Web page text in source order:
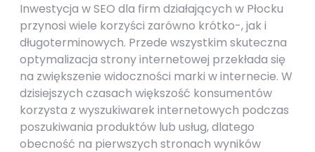
Inwestycja w SEO dla firm działających w Płocku
przynosi wiele korzyści zarówno krótko-, jak i
długoterminowych. Przede wszystkim skuteczna
optymalizacja strony internetowej przekłada się
na zwiększenie widoczności marki w internecie. W
dzisiejszych czasach większość konsumentów
korzysta z wyszukiwarek internetowych podczas
poszukiwania produktów lub usług, dlatego
obecność na pierwszych stronach wyników